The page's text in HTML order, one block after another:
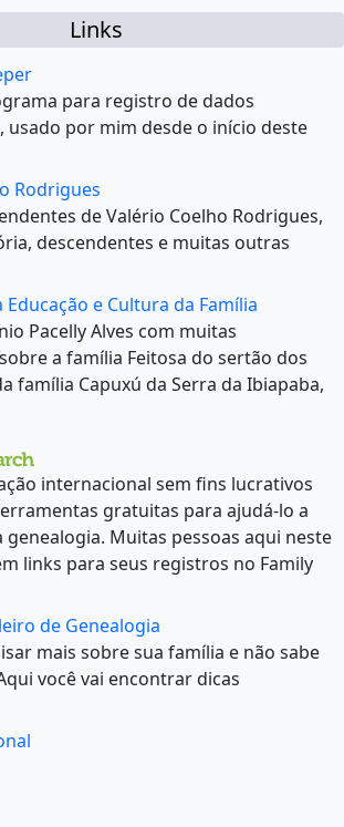
Links
para registro de dados
usado por mim desde o início deste
Rodrigues
de Valério Coelho Rodrigues,
descendentes e muitas outras
Educação e Cultura da Família
Pacelly Alves com muitas
a família Feitosa do sertão dos
família Capuxú da Serra da Ibiapaba,
internacional sem fins lucrativos
gratuitas para ajudá-lo a
Muitas pessoas aqui neste
links para seus registros no Family
de Genealogia
mais sobre sua família e não sabe
você vai encontrar dicas